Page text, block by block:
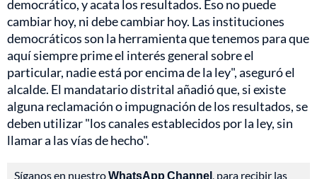
democrático, y acata los resultados. Eso no puede
cambiar hoy, ni debe cambiar hoy. Las instituciones
democráticos son la herramienta que tenemos para que
aquí siempre prime el interés general sobre el
particular, nadie está por encima de la ley", aseguró el
alcalde. El mandatario distrital añadió que, si existe
alguna reclamación o impugnación de los resultados, se
deben utilizar "los canales establecidos por la ley, sin
llamar a las vías de hecho".
Síganos en nuestroWhatsApp Channel, para recibir las